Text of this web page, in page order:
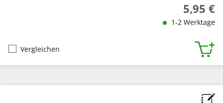
5,95 €
1-2 Werktage
Vergleichen